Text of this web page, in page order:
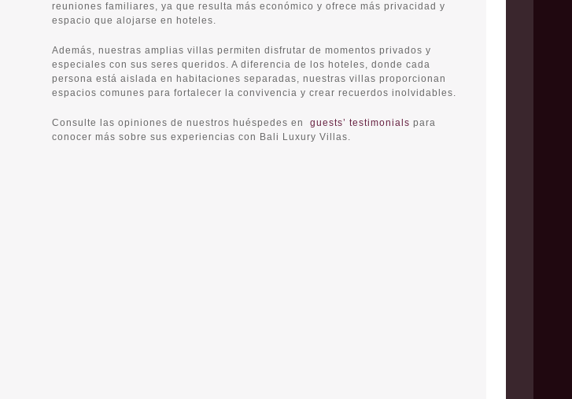
reuniones familiares, ya que resulta más económico y ofrece más privacidad y
espacio que alojarse en hoteles.
Además, nuestras amplias villas permiten disfrutar de momentos privados y
especiales con sus seres queridos. A diferencia de los hoteles, donde cada
persona está aislada en habitaciones separadas, nuestras villas proporcionan
espacios comunes para fortalecer la convivencia y crear recuerdos inolvidables.
Consulte las opiniones de nuestros huéspedes enguests’ testimonials para
conocer más sobre sus experiencias con Bali Luxury Villas.